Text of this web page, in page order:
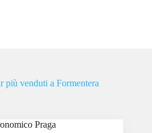
più venduti a Formentera